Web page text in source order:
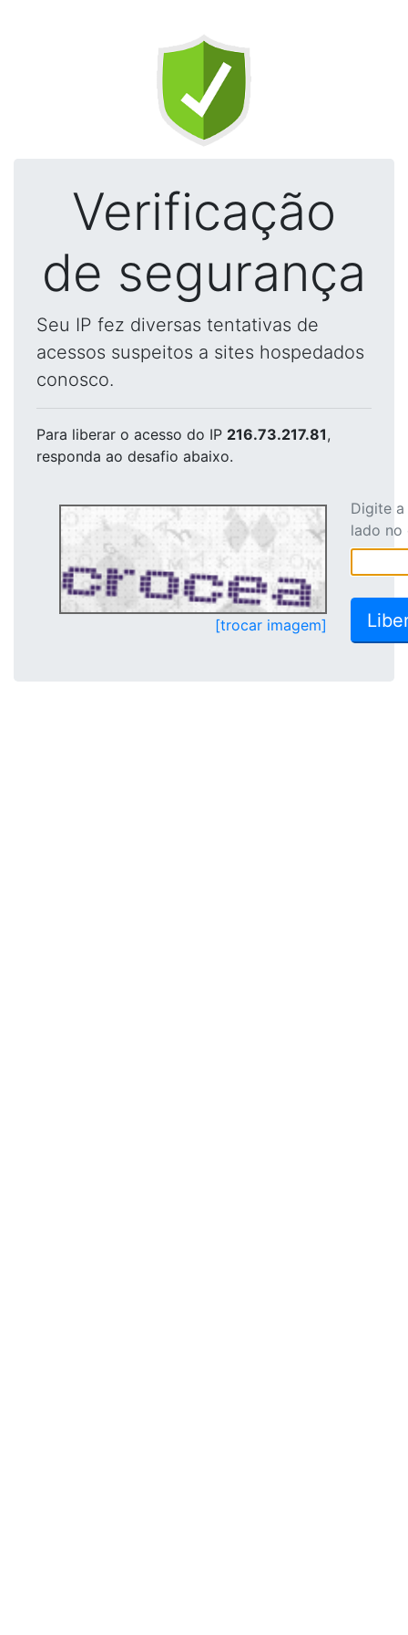
Verificação
de segurança
Seu IP fez diversas tentativas de
acessos suspeitos a sites hospedados
conosco.
Para liberar o acesso do IP 216.73.217.81,
responda ao desafio abaixo.
[trocar imagem]
Digite
lado no